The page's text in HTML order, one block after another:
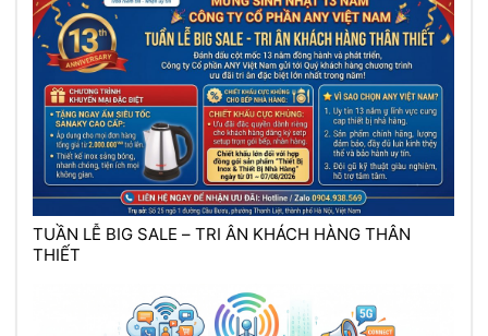
TUẦN LỄ BIG SALE – TRI ÂN KHÁCH HÀNG THÂN
THIẾT